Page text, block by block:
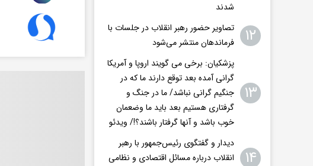
شدند
۱۲
تصاویر حضور رهبر انقلاب در جلسات با
فرماندهان منتشر می‌شود
۱۳
پزشکیان: برخی می گویند اروپا و آمریکا
گرانی آمده بعد توقع دارند ما که در
جنگیم گرانی نباشد/ ما در جنگ و
گرفتاری هستیم بعد باید ما وضعمان
خوب باشد و آنها گرفتار باشند؟!/ ویدئو
۱۴
دیدار و گفتگوی رئیس‌جمهور با رهبر
انقلاب درباره مسائل اقتصادی و نظامی